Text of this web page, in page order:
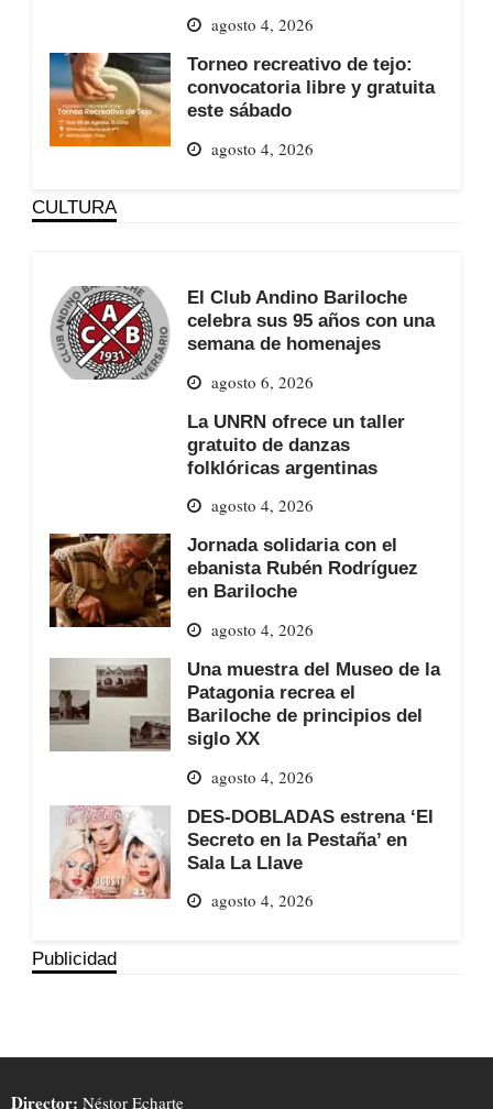
agosto 4, 2026
Torneo recreativo de tejo:
convocatoria libre y gratuita
este sábado
agosto 4, 2026
CULTURA
El Club Andino Bariloche
celebra sus 95 años con una
semana de homenajes
agosto 6, 2026
La UNRN ofrece un taller
gratuito de danzas
folklóricas argentinas
agosto 4, 2026
Jornada solidaria con el
ebanista Rubén Rodríguez
en Bariloche
agosto 4, 2026
Una muestra del Museo de la
Patagonia recrea el
Bariloche de principios del
siglo XX
agosto 4, 2026
DES-DOBLADAS estrena ‘El
Secreto en la Pestaña’ en
Sala La Llave
agosto 4, 2026
Publicidad
Director: Néstor Echarte